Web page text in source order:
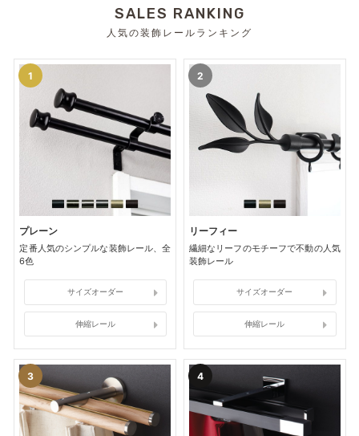
SALES RANKING
人気の装飾レールランキング
プレーン
定番人気のシンプルな装飾レール、全
6色
サイズオーダー
伸縮レール
リーフィー
繊細なリーフのモチーフで不動の人気
装飾レール
サイズオーダー
伸縮レール